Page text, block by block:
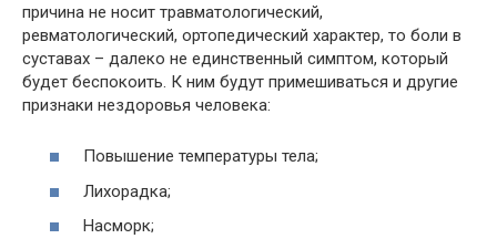
причина не носит травматологический,
ревматологический, ортопедический характер, то боли в
суставах – далеко не единственный симптом, который
будет беспокоить. К ним будут примешиваться и другие
признаки нездоровья человека:
Повышение температуры тела;
Лихорадка;
Насморк;